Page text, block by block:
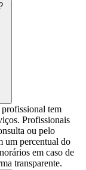
tem
Profissionais
ou pelo
um percentual do
em caso de
transparente.